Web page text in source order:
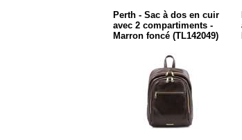
Perth - Sac à dos en cuir
avec 2 compartiments -
Marron foncé (TL142049)